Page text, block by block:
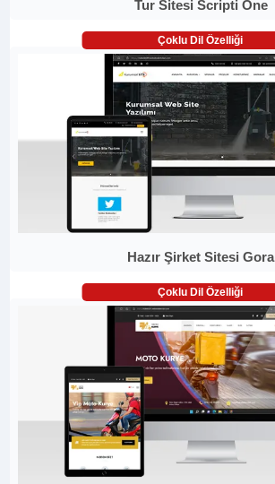
Tur Sitesi Scripti One
Çoklu Dil Özelliği
Hazır Şirket Sitesi Gora
Çoklu Dil Özelliği